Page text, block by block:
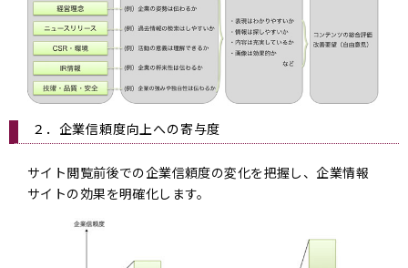
２．企業信頼度向上への寄与度
サイト閲覧前後での企業信頼度の変化を把握し、企業情報
サイトの効果を明確化します。